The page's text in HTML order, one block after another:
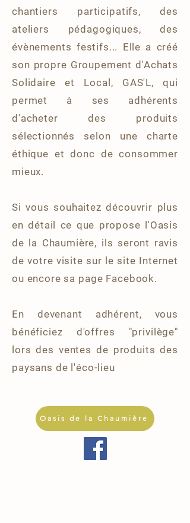
chantiers participatifs, des
ateliers pédagogiques, des
évènements festifs... Elle a créé
son propre Groupement d'Achats
Solidaire et Local, GAS'L, qui
permet à ses adhérents
d'acheter des produits
sélectionnés selon une charte
éthique et donc de consommer
mieux.
Si vous souhaitez découvrir plus
en détail ce que propose l'Oasis
de la Chaumière, ils seront ravis
de votre visite sur le site Internet
ou encore sa page Facebook.
En devenant adhérent, vous
bénéficiez d'offres "privilège"
lors des ventes de produits des
paysans de l'éco-lieu
Oasis de la Chaumière